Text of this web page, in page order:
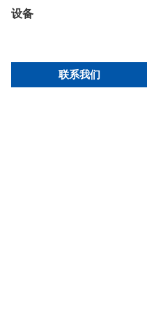
设备
联系我们